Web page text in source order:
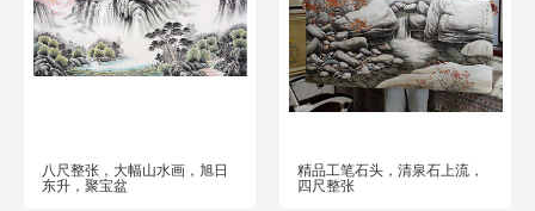
八尺整张，大幅山水画，旭日
东升，聚宝盆
精品工笔石头，清泉石上流，
四尺整张